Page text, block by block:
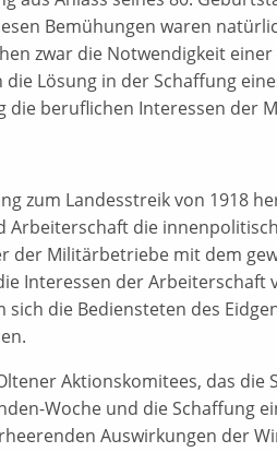
Bemühungen waren
zwar die Notwendigkeit
Lösung in der Schaffung
beruflichen Interessen der
zum Landesstreik von 1918
die
der Militärbetriebe mit dem
Interessen der
die Bediensteten des
Aktionskomitees, das
Woche und die Schaffung
Auswirkungen der